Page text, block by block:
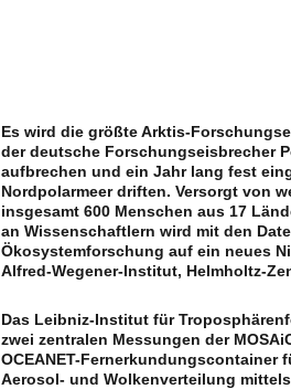
Es wird die größte Arktis-
der deutsche Forschungseisbrecher
aufbrechen und ein Jahr lang fest
Nordpolarmeer driften. Versorgt von
insgesamt 600 Menschen aus 17
an Wissenschaftlern wird mit den
Ökosystemforschung auf ein neues
Alfred-Wegener-Institut, Helmholtz-
Das Leibniz-Institut für
zwei zentralen Messungen der
OCEANET-
Aerosol- und Wolkenverteilung